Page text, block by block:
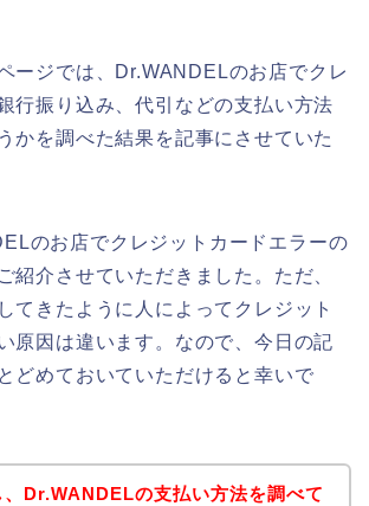
ージでは、Dr.WANDELのお店でクレ
行振り込み、代引などの支払い方法
かを調べた結果を記事にさせていた
のお店でクレジットカードエラーの
紹介させていただきました。ただ、
てきたように人によってクレジット
原因は違います。なので、今日の記
どめておいていただけると幸いで
、Dr.WANDELの支払い方法を調べて